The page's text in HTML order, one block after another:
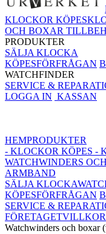
KLOCKOR KÖPES
OCH BOXAR
PRODUKTER
SÄLJA KLOCKA
KÖPESFÖRFRÅGAN
WATCHFINDER
SERVICE &
LOGGA IN KASSAN
HEMPRODUKTER
- KLOCKOR KÖPES -
WATCHWINDERS
ARMBAND
SÄLJA KLOCKA
KÖPESFÖRFRÅGAN
SERVICE &
FÖRETAGETVILLKOR
Watchwinders och boxar